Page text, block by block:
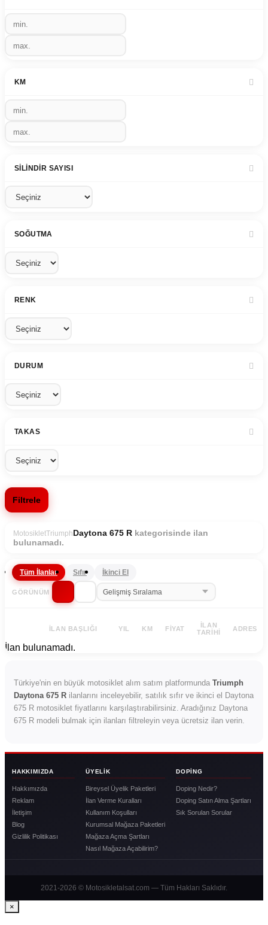
KM
SILINDIR SAYISI
SOĞUTMA
RENK
DURUM
TAKAS
Filtrele
MotosikletTriumph Daytona 675 R kategorisinde ilan
bulunamadı.
Tüm İlanlar Sıfır İkinci El
GÖRÜNÜM
İLAN BAŞLIĞI YIL KM FIYAT
İLAN
TARIHI
ADRES
İlan bulunamadı.
Türkiye'nin en büyük motosiklet alım satım platformunda Triumph
Daytona 675 R ilanlarını inceleyebilir, satılık sıfır ve ikinci el Daytona
675 R motosiklet fiyatlarını karşılaştırabilirsiniz. Aradığınız Daytona
675 R modeli bulmak için ilanları filtreleyin veya ücretsiz ilan verin.
HAKKIMIZDA
Hakkımızda
Reklam
İletişim
Blog
Gizlilik Politikası
ÜYELIK
Bireysel Üyelik Paketleri
İlan Verme Kuralları
Kullanım Koşulları
Kurumsal Mağaza Paketleri
Mağaza Açma Şartları
Nasıl Mağaza Açabilirim?
DOPING
Doping Nedir?
Doping Satın Alma Şartları
Sık Sorulan Sorular
2021-2026 © Motosikletalsat.com — Tüm Hakları Saklıdır.
×